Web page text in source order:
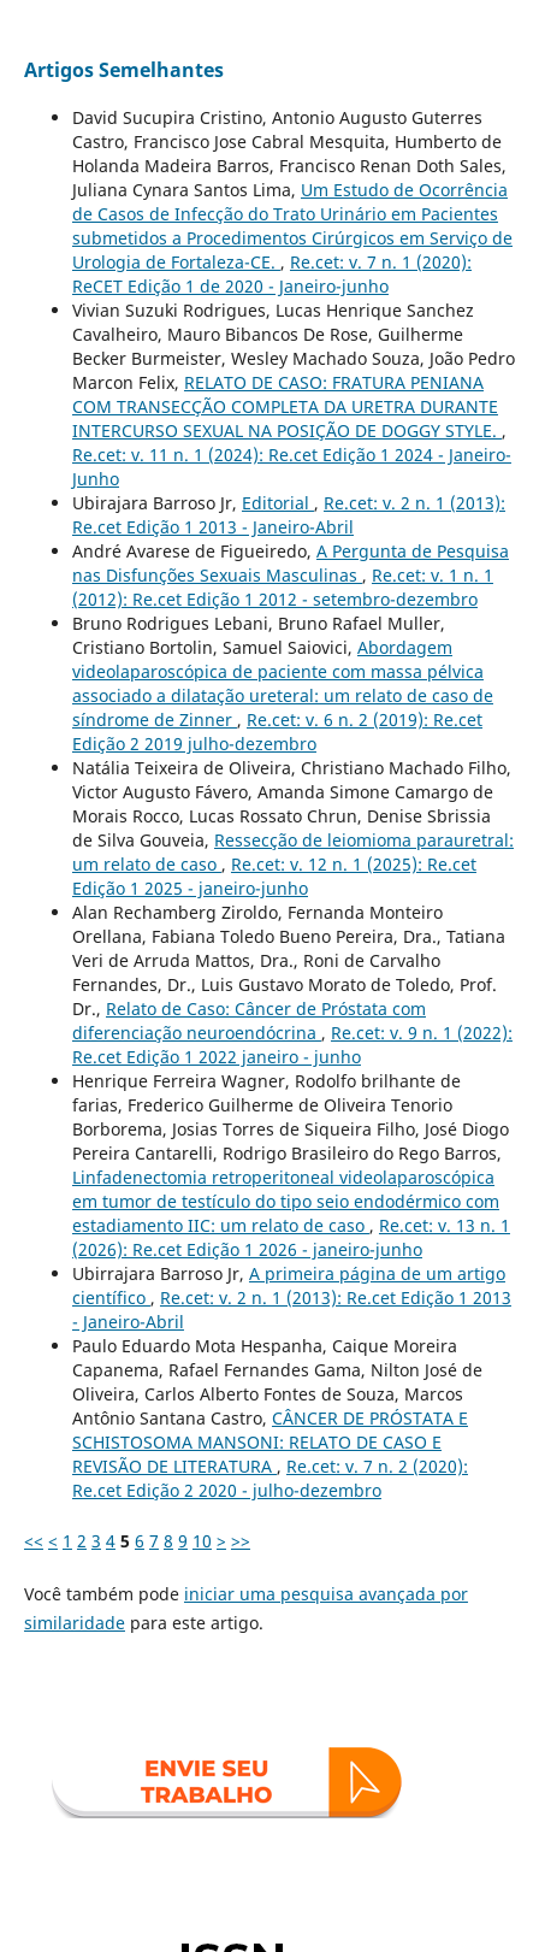
Artigos Semelhantes
David Sucupira Cristino, Antonio Augusto Guterres
Castro, Francisco Jose Cabral Mesquita, Humberto de
Holanda Madeira Barros, Francisco Renan Doth Sales,
Juliana Cynara Santos Lima, Um Estudo de Ocorrência
de Casos de Infecção do Trato Urinário em Pacientes
submetidos a Procedimentos Cirúrgicos em Serviço de
Urologia de Fortaleza-CE. , Re.cet: v. 7 n. 1 (2020):
ReCET Edição 1 de 2020 - Janeiro-junho
Vivian Suzuki Rodrigues, Lucas Henrique Sanchez
Cavalheiro, Mauro Bibancos De Rose, Guilherme
Becker Burmeister, Wesley Machado Souza, João Pedro
Marcon Felix, RELATO DE CASO: FRATURA PENIANA
COM TRANSECÇÃO COMPLETA DA URETRA DURANTE
INTERCURSO SEXUAL NA POSIÇÃO DE DOGGY STYLE. ,
Re.cet: v. 11 n. 1 (2024): Re.cet Edição 1 2024 - Janeiro-
Junho
Ubirajara Barroso Jr, Editorial , Re.cet: v. 2 n. 1 (2013):
Re.cet Edição 1 2013 - Janeiro-Abril
André Avarese de Figueiredo, A Pergunta de Pesquisa
nas Disfunções Sexuais Masculinas , Re.cet: v. 1 n. 1
(2012): Re.cet Edição 1 2012 - setembro-dezembro
Bruno Rodrigues Lebani, Bruno Rafael Muller,
Cristiano Bortolin, Samuel Saiovici, Abordagem
videolaparoscópica de paciente com massa pélvica
associado a dilatação ureteral: um relato de caso de
síndrome de Zinner , Re.cet: v. 6 n. 2 (2019): Re.cet
Edição 2 2019 julho-dezembro
Natália Teixeira de Oliveira, Christiano Machado Filho,
Victor Augusto Fávero, Amanda Simone Camargo de
Morais Rocco, Lucas Rossato Chrun, Denise Sbrissia
de Silva Gouveia, Ressecção de leiomioma parauretral:
um relato de caso , Re.cet: v. 12 n. 1 (2025): Re.cet
Edição 1 2025 - janeiro-junho
Alan Rechamberg Ziroldo, Fernanda Monteiro
Orellana, Fabiana Toledo Bueno Pereira, Dra., Tatiana
Veri de Arruda Mattos, Dra., Roni de Carvalho
Fernandes, Dr., Luis Gustavo Morato de Toledo, Prof.
Dr., Relato de Caso: Câncer de Próstata com
diferenciação neuroendócrina , Re.cet: v. 9 n. 1 (2022):
Re.cet Edição 1 2022 janeiro - junho
Henrique Ferreira Wagner, Rodolfo brilhante de
farias, Frederico Guilherme de Oliveira Tenorio
Borborema, Josias Torres de Siqueira Filho, José Diogo
Pereira Cantarelli, Rodrigo Brasileiro do Rego Barros,
Linfadenectomia retroperitoneal videolaparoscópica
em tumor de testículo do tipo seio endodérmico com
estadiamento IIC: um relato de caso , Re.cet: v. 13 n. 1
(2026): Re.cet Edição 1 2026 - janeiro-junho
Ubirrajara Barroso Jr, A primeira página de um artigo
científico , Re.cet: v. 2 n. 1 (2013): Re.cet Edição 1 2013
- Janeiro-Abril
Paulo Eduardo Mota Hespanha, Caique Moreira
Capanema, Rafael Fernandes Gama, Nilton José de
Oliveira, Carlos Alberto Fontes de Souza, Marcos
Antônio Santana Castro, CÂNCER DE PRÓSTATA E
SCHISTOSOMA MANSONI: RELATO DE CASO E
REVISÃO DE LITERATURA , Re.cet: v. 7 n. 2 (2020):
Re.cet Edição 2 2020 - julho-dezembro
<< < 1 2 3 4 5 6 7 8 9 10 > >>
Você também pode iniciar uma pesquisa avançada por
similaridadepara este artigo.